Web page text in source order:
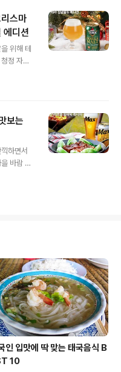
스마
에디션
위해 테
정 자연
싱글몰
의 맥주
사용해
는데요.
정될 만
섬에서
종해 올
보는
하면서
바람 사
는 평화
호구역
을 즐길
는 대청호
산책도
당 텐트
인 입맛에 딱 맞는 태국음식 B
10